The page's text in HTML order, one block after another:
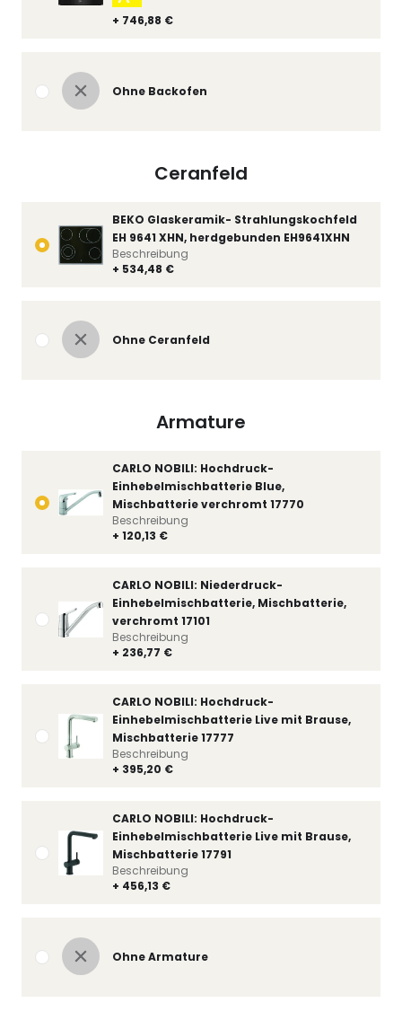
+ 746,88 €
Ohne Backofen
Ceranfeld
BEKO Glaskeramik- Strahlungskochfeld
EH 9641 XHN, herdgebunden EH9641XHN
+ 534,48 €
Beschreibung
Ohne Ceranfeld
Armature
CARLO NOBILI: Hochdruck-
Einhebelmischbatterie Blue,
Mischbatterie verchromt 17770
+ 120,13 €
Beschreibung
CARLO NOBILI: Niederdruck-
Einhebelmischbatterie, Mischbatterie,
verchromt 17101
+ 236,77 €
Beschreibung
CARLO NOBILI: Hochdruck-
Einhebelmischbatterie Live mit Brause,
Mischbatterie 17777
+ 395,20 €
Beschreibung
CARLO NOBILI: Hochdruck-
Einhebelmischbatterie Live mit Brause,
Mischbatterie 17791
+ 456,13 €
Beschreibung
Ohne Armature